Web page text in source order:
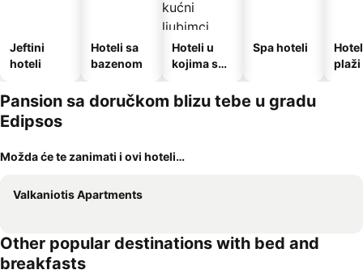
Jeftini
hoteli
Hoteli sa
bazenom
Hoteli u
kojima su
kućni
ljubimci
Spa hoteli
plaži
Pansion sa doručkom blizu tebe u gradu
Edipsos
Možda će te zanimati i ovi hoteli…
Valkaniotis Apartments
Other popular destinations with bed and
breakfasts